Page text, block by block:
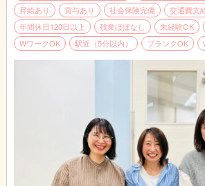
■1日の流れ（一例）
10:30～11:30 行政との連絡調整
11:30～12:30 支援計画の提示、面談
14:00～16:00 親御様と面談（指導中と家
談）
16:00～17:30 問い合わせ対応
18:00～19:00 指導員と支援計画のケース会
※持ち帰り仕事やサービス残業は禁止してお
※すべてのデータを自社システムで一元管
同士の情報連携もスムーズです。
昇給あり
賞与あり 社会保険完備
交通費支
年間休日120日以上
残業ほぼなし 未経験OK
WワークOK
駅近（5分以内） ブランクOK